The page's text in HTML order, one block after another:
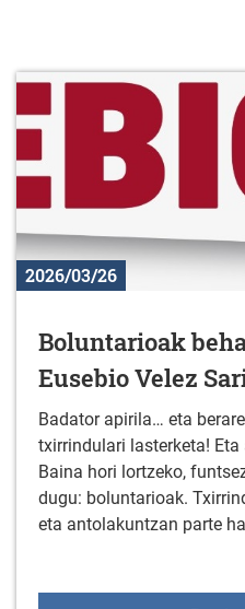
2026/03/26
Boluntarioak
Eusebio Velez
Badator apirila… eta
txirrindulari lasterketa! Eta
Baina hori lortzeko,
dugu: boluntarioak.
eta antolakuntzan parte